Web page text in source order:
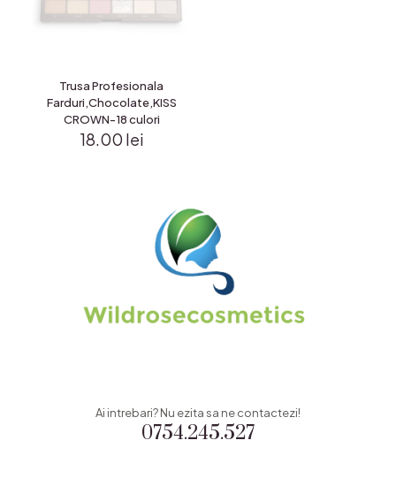
Trusa Profesionala
Farduri,Chocolate,KISS
CROWN-18 culori
18.00 lei
0754.245.527
Ai intrebari? Nu ezita sa ne contactezi!